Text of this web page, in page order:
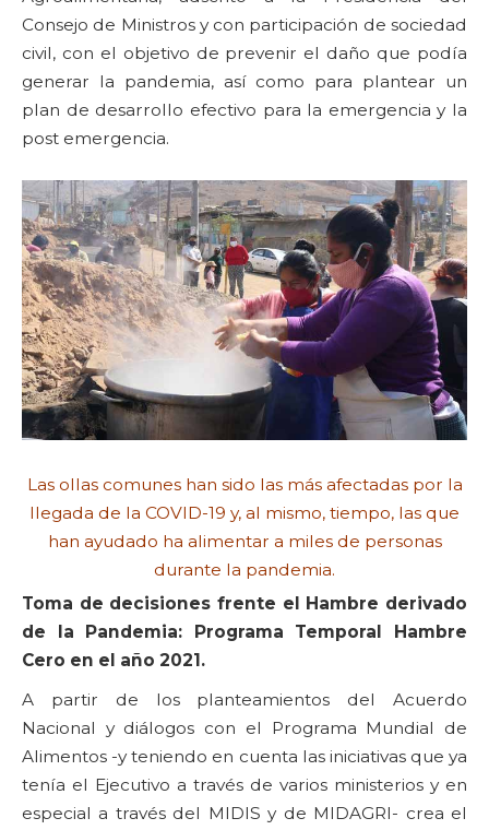
Consejo de Ministros y con participación de sociedad
civil, con el objetivo de prevenir el daño que podía
generar la pandemia, así como para plantear un
plan de desarrollo efectivo para la emergencia y la
post emergencia.
Las ollas comunes han sido las más afectadas por la
llegada de la COVID-19 y, al mismo, tiempo, las que
han ayudado ha alimentar a miles de personas
durante la pandemia.
Toma de decisiones frente el Hambre derivado
de la Pandemia: Programa Temporal Hambre
Cero en el año 2021.
A partir de los planteamientos del Acuerdo
Nacional y diálogos con el Programa Mundial de
Alimentos -y teniendo en cuenta las iniciativas que ya
tenía el Ejecutivo a través de varios ministerios y en
especial a través del MIDIS y de MIDAGRI- crea el